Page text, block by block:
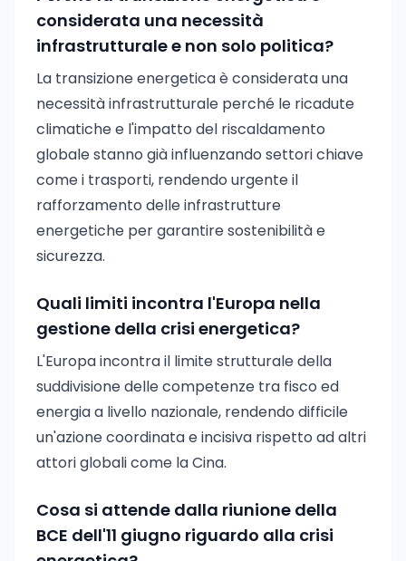
considerata una necessità
infrastrutturale e non solo politica?
La transizione energetica è considerata una
necessità infrastrutturale perché le ricadute
climatiche e l'impatto del riscaldamento
globale stanno già influenzando settori chiave
come i trasporti, rendendo urgente il
rafforzamento delle infrastrutture
energetiche per garantire sostenibilità e
sicurezza.
Quali limiti incontra l'Europa nella
gestione della crisi energetica?
L'Europa incontra il limite strutturale della
suddivisione delle competenze tra fisco ed
energia a livello nazionale, rendendo difficile
un'azione coordinata e incisiva rispetto ad altri
attori globali come la Cina.
Cosa si attende dalla riunione della
BCE dell'11 giugno riguardo alla crisi